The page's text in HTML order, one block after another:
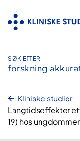
innhold
SØK ETTER
forskning
Kliniske studier
Langtidseffekter
19) hos ungdommer